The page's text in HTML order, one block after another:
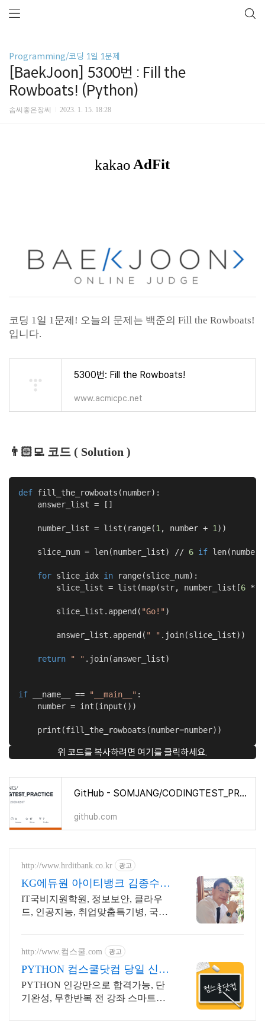
Programming/코딩 1일 1문제
[BaekJoon] 5300번 : Fill the
Rowboats! (Python)
솜씨좋은장씨 2023. 1. 15. 18:28
코딩 1일 1문제! 오늘의 문제는 백준의 Fill the Rowboats!
입니다.
5300번: Fill the Rowboats!
www.acmicpc.net
👨🏻‍💻 코드 ( Solution )
def fill_the_rowboats (number) :
    answer_list = []
    number_list = list(range(
1 , number + 1 ))
    slice_num = len(number_list) //
6 if
for slice_idx in range(slice_num):
        slice_list = list(map(str, number_list[
6 *
        slice_list.append(
"Go!" )
        answer_list.append(
" " .join(slice_list))
return " " .join(answer_list)
if __name__ == "__main__" :
    number = int(input())
    print(fill_the_rowboats(number=number))
위 코드를 복사하려면 여기를 클릭하세요.
GitHub - SOMJANG/CODINGTEST_PRACTICE: 1일 1문제 since 2020.02.07
github.com
http://www.hrditbank.co.kr 광고
KG에듀원 아이티뱅크 김종수
27년경력전문가 IT취업상담
IT국비지원학원, 정보보안, 클라우
드, 인공지능, 취업맞춤특기병, 국비
http://www.컴스쿨.com 광고
PYTHON 컴스쿨닷컴 당일 신청
&결제시 기프티콘!
PYTHON 인강만으로 합격가능, 단
기완성, 무한반복 전 강좌 스마트폰